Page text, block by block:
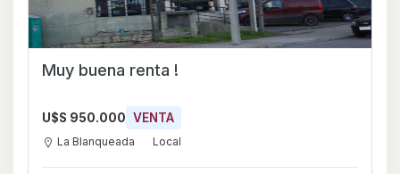
Muy buena renta !
U$S 950.000 VENTA
La Blanqueada Local